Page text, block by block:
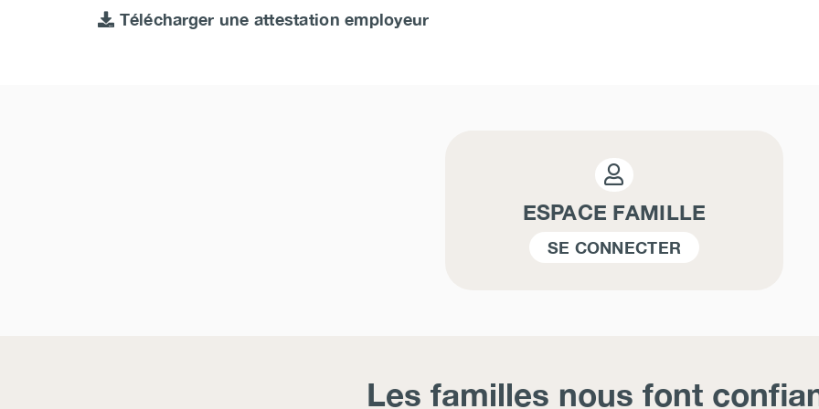
Télécharger une attestation employeur
ESPACE FAMILLE
SE CONNECTER
Les familles nous font